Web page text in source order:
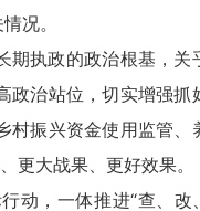
况。
执政的政治根基，关
治站位，切实增强抓
振兴资金使用监管、
更大战果、更好效果。
动，一体推进“查、改